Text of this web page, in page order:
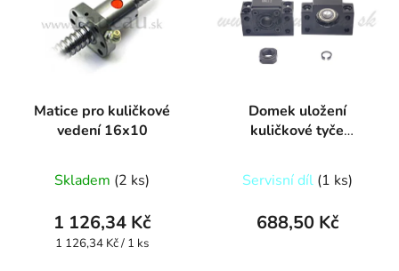
Matice pro kuličkové
vedení 16x10
Skladem (2 ks)
1 126,34 Kč
Měrná
1 126,34 Kč / 1 ks
Domek uložení
kuličkové tyče
Servisní díl (1 ks)
688,50 Kč